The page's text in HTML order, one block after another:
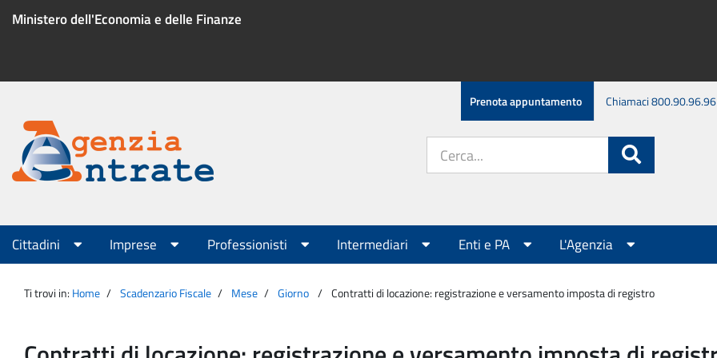
Ministero dell'Economia e delle Finanze
Menu
servizio
Prenota appuntamento Chiamaci 800.90.96.96
Agenzia
Entrate
sito:
Menu
principale
Cittadini Imprese Professionisti Intermediari Enti e PA L'Agenzia
Ti trovi in: Home Scadenzario Fiscale Mese Giorno Contratti di locazione: registrazione e versamento imposta di registro